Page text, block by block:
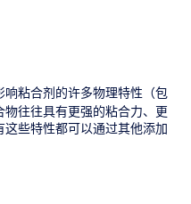
粘合剂的许多物理特性（包
往往具有更强的粘合力、更
些特性都可以通过其他添加